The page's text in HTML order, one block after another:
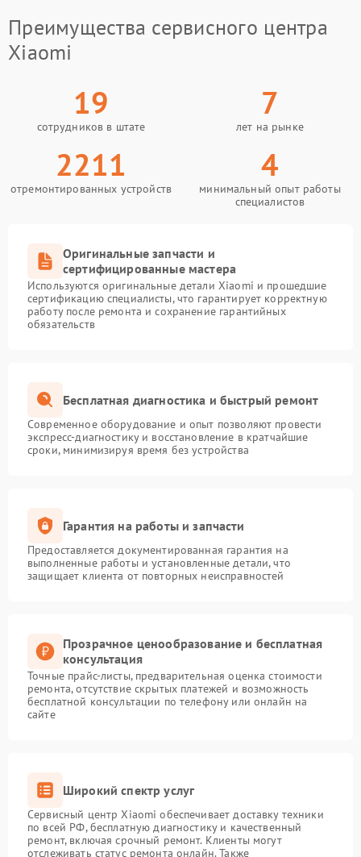
Преимущества сервисного центра
Xiaomi
19
сотрудников в штате
7
лет на рынке
2211
отремонтированных устройств
4
минимальный опыт работы
специалистов
Оригинальные запчасти и
сертифицированные мастера
Используются оригинальные детали Xiaomi и прошедшие
сертификацию специалисты, что гарантирует корректную
работу после ремонта и сохранение гарантийных
обязательств
Бесплатная диагностика и быстрый ремонт
Современное оборудование и опыт позволяют провести
экспресс-диагностику и восстановление в кратчайшие
сроки, минимизируя время без устройства
Гарантия на работы и запчасти
Предоставляется документированная гарантия на
выполненные работы и установленные детали, что
защищает клиента от повторных неисправностей
Прозрачное ценообразование и бесплатная
консультация
Точные прайс-листы, предварительная оценка стоимости
ремонта, отсутствие скрытых платежей и возможность
бесплатной консультации по телефону или онлайн на
сайте
Широкий спектр услуг
Сервисный центр Xiaomi обеспечивает доставку техники
по всей РФ, бесплатную диагностику и качественный
ремонт, включая срочный ремонт. Клиенты могут
отслеживать статус ремонта онлайн. Также